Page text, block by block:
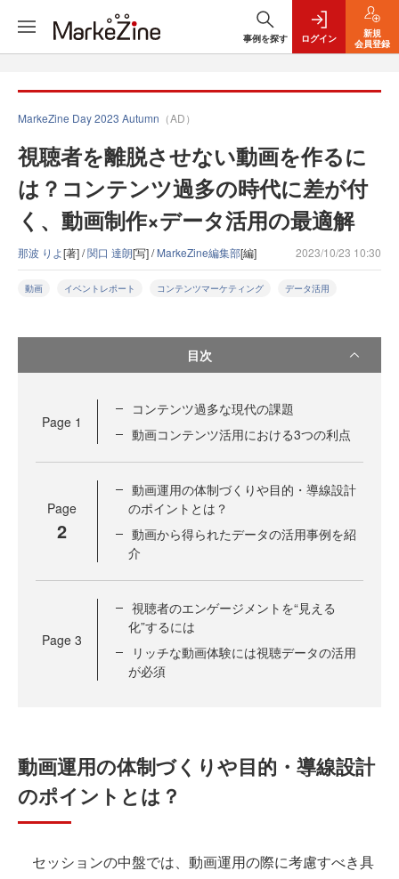
事例を探す ログイン
新規
会員登録
MarkeZine Day 2023 Autumn （AD）
視聴者を離脱させない動画を作るに
は？コンテンツ過多の時代に差が付
く、動画制作×データ活用の最適解
那波 りよ[著] /関口 達朗[写] /MarkeZine編集部[編] 2023/10/23 10:30
動画 イベントレポート コンテンツマーケティング データ活用
目次
Page 1
コンテンツ過多な現代の課題
動画コンテンツ活用における3つの利点
Page
2
動画運用の体制づくりや目的・導線設計
のポイントとは？
動画から得られたデータの活用事例を紹
介
Page 3
視聴者のエンゲージメントを“見える
化”するには
リッチな動画体験には視聴データの活用
が必須
動画運用の体制づくりや目的・導線設計
のポイントとは？
セッションの中盤では、動画運用の際に考慮すべき具